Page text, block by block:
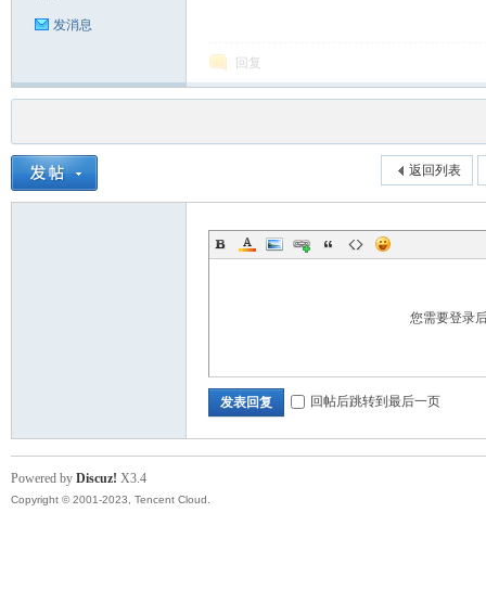
发消息
回复
返回列表
您需要登录
发表回复 回帖后跳转到最后一页
Powered by Discuz! X3.4
Copyright © 2001-2023, Tencent Cloud.